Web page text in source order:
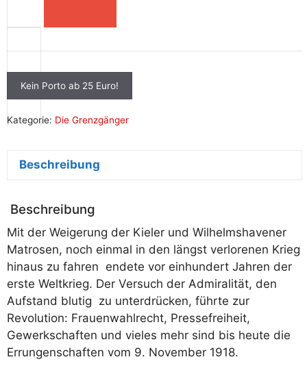
Grenzgänger:
Revolution
Menge
Kein Porto ab 25 Euro!
Kategorie: Die Grenzgänger
Beschreibung
Beschreibung
Mit der Weigerung der Kieler und Wilhelmshavener
Matrosen, noch einmal in den längst verlorenen Krieg
hinaus zu fahren endete vor einhundert Jahren der
erste Weltkrieg. Der Versuch der Admiralität, den
Aufstand blutig zu unterdrücken, führte zur
Revolution: Frauenwahlrecht, Pressefreiheit,
Gewerkschaften und vieles mehr sind bis heute die
Errungenschaften vom 9. November 1918.